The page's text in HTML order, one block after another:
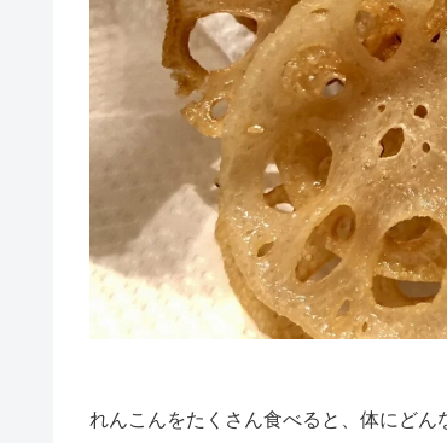
れんこんをたくさん食べると、体にどん